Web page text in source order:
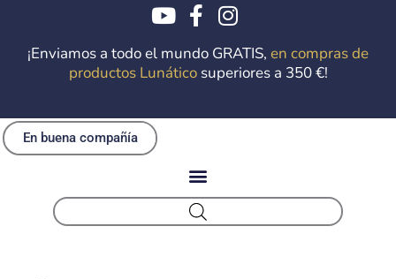
¡Enviamos a todo el mundo GRATIS, en compras de
productos Lunáticosuperiores a 350 €!
En buena compañía